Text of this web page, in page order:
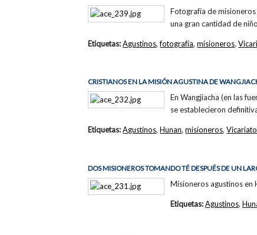
Fotografía de misioneros
una gran cantidad de
Etiquetas:Agustinos,fotografía,misioneros,
CRISTIANOS EN LA MISIÓN AGUSTINA DE
En Wangjiacha (en las
se establecieron
Etiquetas:Agustinos,Hunan,misioneros,
DOS MISIONEROS TOMANDO TÉ DESPUÉS DE UN
Misioneros agustinos en
Etiquetas:Agustinos,